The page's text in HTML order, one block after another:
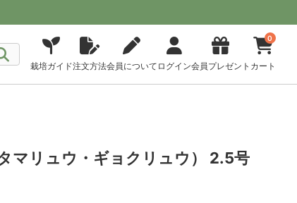
栽培ガイド注文方法会員について ログイン会員プレゼント
0
カート
マリュウ・ギョクリュウ） 2.5号